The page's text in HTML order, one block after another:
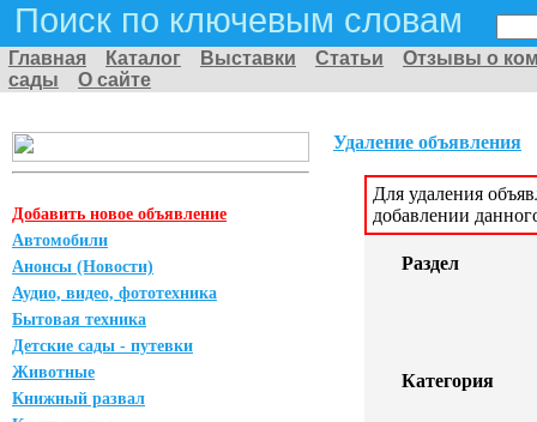
Поиск по ключевым словам
Главная Каталог Выставки Статьи
Отзывы о
сады
О сайте
Добавить новое объявление
Автомобили
Анонсы (Новости)
Аудио, видео, фототехника
Бытовая техника
Детские сады - путевки
Животные
Книжный развал
Удаление объявления
Для удаления
добавлении
Раздел
Категория